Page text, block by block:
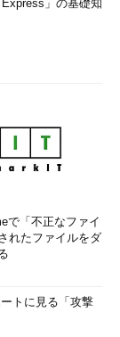
」の基礎知
で「不正なファイ
れたファイルをダ
トに見る「攻撃